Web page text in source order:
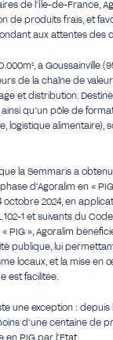
de l’Île-de-France,
de produits frais, et
aux attentes des
à Goussainville
de la chaîne de
et distribution.
qu’un pôle de
logistique alimentaire),
la Semmaris a
d’Agoralim en «
octobre 2024, en
1 et suivants du
PIG », Agoralim
publique, lui
locaux, et la mise en
est facilitée.
une exception :
d’une centaine de
en PIG par l’Etat.